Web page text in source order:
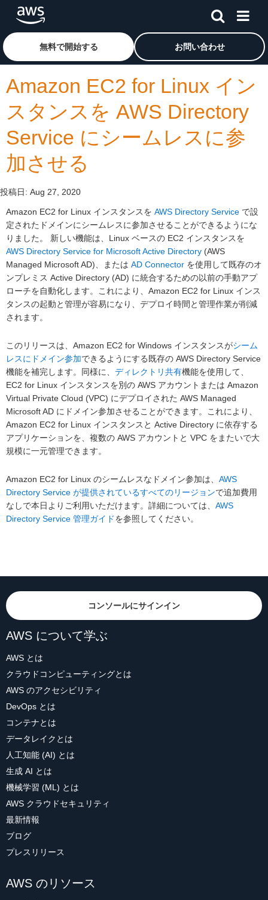
メインコンテンツに移動
アマゾン ウェブ サービスのホームページに戻るには、こ
無料で開始する お問い合わせ
Amazon EC2 for Linux イン
スタンスを AWS Directory
Service にシームレスに参
加させる
投稿日: Aug 27, 2020
Amazon EC2 for Linux インスタンスを AWS Directory Service で設
定されたドメインにシームレスに参加させることができるようにな
りました。 新しい機能は、Linux ベースの EC2 インスタンスを
AWS Directory Service for Microsoft Active Directory (AWS
Managed Microsoft AD)、または AD Connector を使用して既存のオ
ンプレミス Active Directory (AD) に統合するための以前の手動アプ
ローチを自動化します。これにより、Amazon EC2 for Linux インス
タンスの起動と管理が容易になり、デプロイ時間と管理作業が削減
されます。
このリリースは、Amazon EC2 for Windows インスタンスがシーム
レスにドメイン参加できるようにする既存の AWS Directory Service
機能を補完します。同様に、 ディレクトリ共有機能を使用して、
EC2 for Linux インスタンスを別の AWS アカウントまたは Amazon
Virtual Private Cloud (VPC) にデプロイされた AWS Managed
Microsoft AD にドメイン参加させることができます。これにより、
Amazon EC2 for Linux インスタンスと Active Directory に依存する
アプリケーションを、複数の AWS アカウントと VPC をまたいで大
規模に一元管理できます。
Amazon EC2 for Linux のシームレスなドメイン参加は、 AWS
Directory Service が提供されているすべてのリージョンで追加費用
なしで本日よりご利用いただけます。詳細については、 AWS
Directory Service 管理ガイドを参照してください。
コンソールにサインイン
AWS について学ぶ
AWS とは
クラウドコンピューティングとは
AWS のアクセシビリティ
DevOps とは
コンテナとは
データレイクとは
人工知能 (AI) とは
生成 AI とは
機械学習 (ML) とは
AWS クラウドセキュリティ
最新情報
ブログ
プレスリリース
AWS のリソース